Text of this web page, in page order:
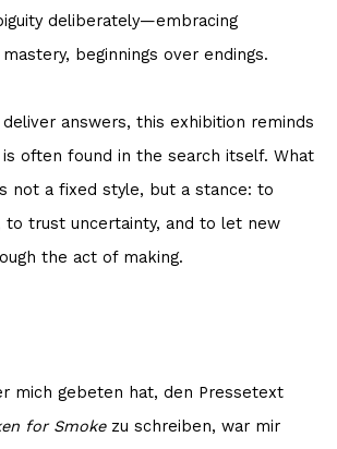
deliberately—embracing
beginnings over endings.
answers, this exhibition reminds
often found in the search itself. What
not a fixed style, but a stance: to
to trust uncertainty, and to let new
the act of making.
mich gebeten hat, den Pressetext
for Smokezu schreiben, war mir